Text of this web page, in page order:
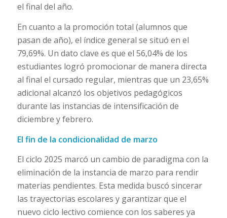
el final del año.
En cuanto a la promoción total (alumnos que
pasan de año), el índice general se situó en el
79,69%. Un dato clave es que el 56,04% de los
estudiantes logró promocionar de manera directa
al final el cursado regular, mientras que un 23,65%
adicional alcanzó los objetivos pedagógicos
durante las instancias de intensificación de
diciembre y febrero.
El fin de la condicionalidad de marzo
El ciclo 2025 marcó un cambio de paradigma con la
eliminación de la instancia de marzo para rendir
materias pendientes. Esta medida buscó sincerar
las trayectorias escolares y garantizar que el
nuevo ciclo lectivo comience con los saberes ya